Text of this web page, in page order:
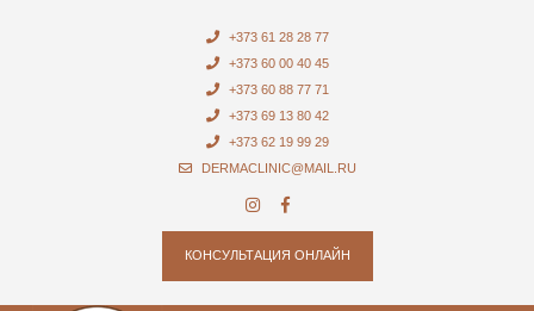
+373 61 28 28 77
+373 60 00 40 45
+373 60 88 77 71
+373 69 13 80 42
+373 62 19 99 29
DERMACLINIC@MAIL.RU
КОНСУЛЬТАЦИЯ ОНЛАЙН